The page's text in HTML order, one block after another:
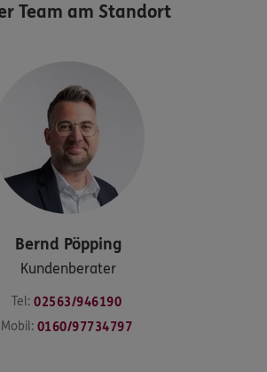
Team am Standort
Bernd Pöpping
Kundenberater
Tel: 02563/946190
Mobil: 0160/97734797